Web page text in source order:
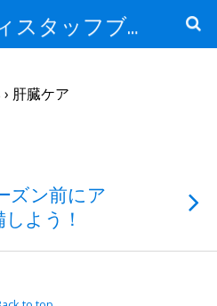
アイエスティスタッフブログ
肝臓ケア
ズン前にア
よう！